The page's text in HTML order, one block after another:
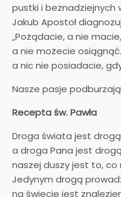
pustki i beznadziejnych
Jakub Apostoł
„Pożądacie, a nie
a nie możecie
a nic nie posiadacie,
Nasze pasje
Recepta św. Pawła
Droga świata jest
a droga Pana jest
naszej duszy jest to, co
Jedynym drogą
na świecie jest